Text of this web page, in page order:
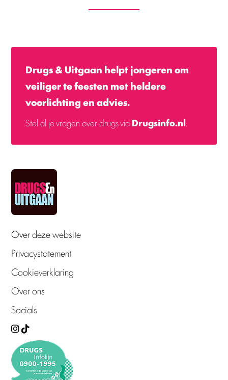
Drugs & Uitgaan helpt jongeren om
veiliger te feesten met heldere
voorlichting en advies.
Stel al je vragen over drugs viaDrugsinfo.nl
Over deze website
Privacystatement
Cookieverklaring
Over ons
Socials